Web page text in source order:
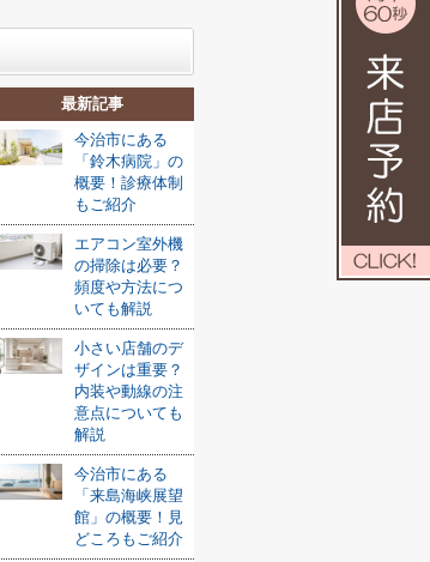
最新記事
今治市にある
「鈴木病院」の
概要！診療体制
もご紹介
エアコン室外機
の掃除は必要？
頻度や方法につ
いても解説
小さい店舗のデ
ザインは重要？
内装や動線の注
意点についても
解説
今治市にある
「来島海峡展望
館」の概要！見
どころもご紹介